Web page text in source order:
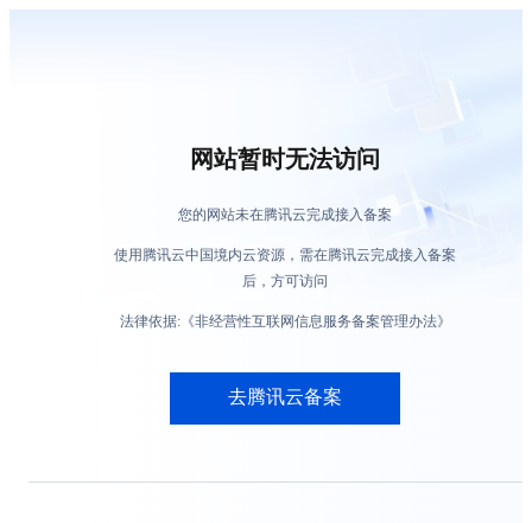
网站暂时无法访问
您的网站未在腾讯云完成接入备案
使用腾讯云中国境内云资源，需在腾讯云完成接入备案
后，方可访问
法律依据:《非经营性互联网信息服务备案管理办法》
去腾讯云备案